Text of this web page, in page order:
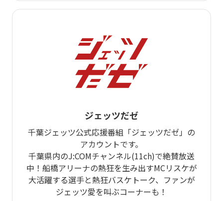
ジェッツだゼ
千葉ジェッツ公式応援番組「ジェッツだゼ」の
アカウントです。
千葉県内のJ:COMチャンネル(11ch)で絶賛放送
中！船橋アリーナの熱狂を生み出すMCリスケが
大活躍する選手と熱狂バスケトーク、ファンが
ジェッツ愛を叫ぶコーナーも！